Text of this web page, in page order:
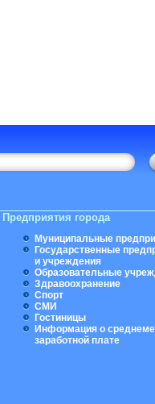
Предприятия города
Муниципальные
Государственные
и учреждения
Образовательные
Здравоохранение
Спорт
СМИ
Гостиницы
Информация о
заработной плате